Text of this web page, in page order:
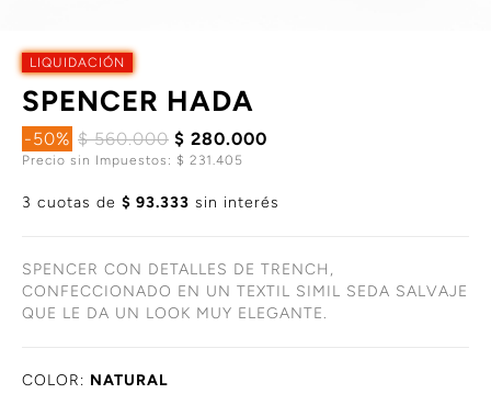
LIQUIDACIÓN
SPENCER HADA
-50% $ 560.000 $ 280.000
Precio sin Impuestos: $ 231.405
3 cuotas de $ 93.333 sin interés
SPENCER CON DETALLES DE TRENCH,
CONFECCIONADO EN UN TEXTIL SIMIL SEDA SALVAJE
QUE LE DA UN LOOK MUY ELEGANTE.
COLOR: NATURAL